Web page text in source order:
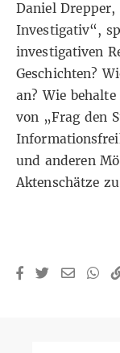
Daniel
Investigativ“,
investigativen
Geschichten?
an? Wie
von „Frag den
und anderen
Aktenschätze